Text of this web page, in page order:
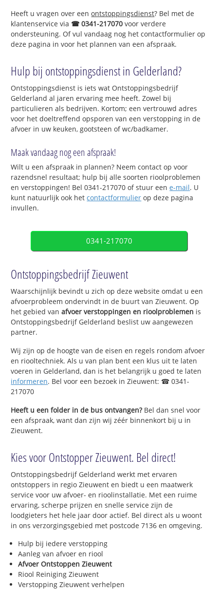
Heeft u vragen over eenontstoppingsdienst? Bel met de
klantenservice via ☎ 0341-217070 voor verdere
ondersteuning. Of vul vandaag nog het contactformulier op
deze pagina in voor het plannen van een afspraak.
Hulp bij ontstoppingsdienst in Gelderland?
Ontstoppingsdienst is iets wat Ontstoppingsbedrijf
Gelderland al jaren ervaring mee heeft. Zowel bij
particulieren als bedrijven. Kortom; een vertrouwd adres
voor het doeltreffend opsporen van een verstopping in de
afvoer in uw keuken, gootsteen of wc/badkamer.
Maak vandaag nog een afspraak!
Wilt u een afspraak in plannen? Neem contact op voor
razendsnel resultaat; hulp bij alle soorten rioolproblemen
en verstoppingen! Bel 0341-217070 of stuur eene-mail. U
kunt natuurlijk ook hetcontactformulier op deze pagina
invullen.
0341-217070
Ontstoppingsbedrijf Zieuwent
Waarschijnlijk bevindt u zich op deze website omdat u een
afvoerprobleem ondervindt in de buurt van Zieuwent. Op
het gebied vanafvoer verstoppingen en rioolproblemen is
Ontstoppingsbedrijf Gelderland beslist uw aangewezen
partner.
Wij zijn op de hoogte van de eisen en regels rondom afvoer
en riooltechniek. Als u van plan bent een klus uit te laten
voeren in Gelderland, dan is het belangrijk u goed te laten
informeren. Bel voor een bezoek in Zieuwent: ☎ 0341-
217070
Heeft u een folder in de bus ontvangen?Bel dan snel voor
een afspraak, want dan zijn wij zéér binnenkort bij u in
Zieuwent.
Kies voor Ontstopper Zieuwent. Bel direct!
Ontstoppingsbedrijf Gelderland werkt met ervaren
ontstoppers in regio Zieuwent en biedt u een maatwerk
service voor uw afvoer- en rioolinstallatie. Met een ruime
ervaring, scherpe prijzen en snelle service zijn de
loodgieters het hele jaar door actief. Bel direct als u woont
in ons verzorgingsgebied met postcode 7136 en omgeving.
Hulp bij iedere verstopping
Aanleg van afvoer en riool
Afvoer Ontstoppen Zieuwent
Riool Reiniging Zieuwent
Verstopping Zieuwent verhelpen